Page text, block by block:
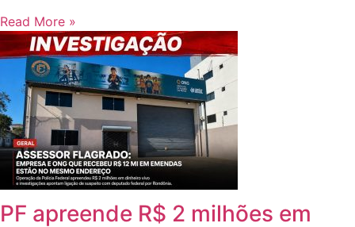
Read More »
PF apreende R$ 2 milhões em